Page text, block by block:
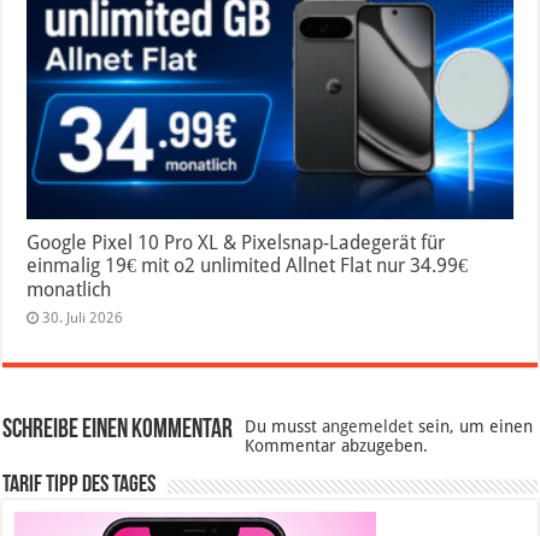
Google Pixel 10 Pro XL & Pixelsnap-Ladegerät für
einmalig 19€ mit o2 unlimited Allnet Flat nur 34.99€
monatlich
30. Juli 2026
Schreibe einen Kommentar Du musstangemeldet sein, um einen
Kommentar abzugeben.
Tarif Tipp des Tages